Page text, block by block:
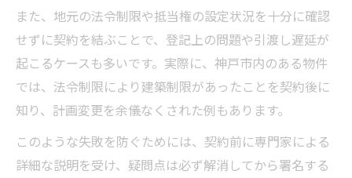
また、地元の法令制限や抵当権の設定状況を十分に確認
せずに契約を結ぶことで、登記上の問題や引渡し遅延が
起こるケースも多いです。実際に、神戸市内のある物件
では、法令制限により建築制限があったことを契約後に
知り、計画変更を余儀なくされた例もあります。
このような失敗を防ぐためには、契約前に専門家による
詳細な説明を受け、疑問点は必ず解消してから署名する